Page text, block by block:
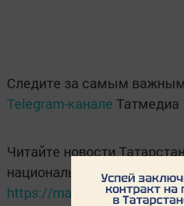
Следите за самым
Telegram-канале Татмедиа
Читайте новости
национальном
https://max.ru/tatmedia